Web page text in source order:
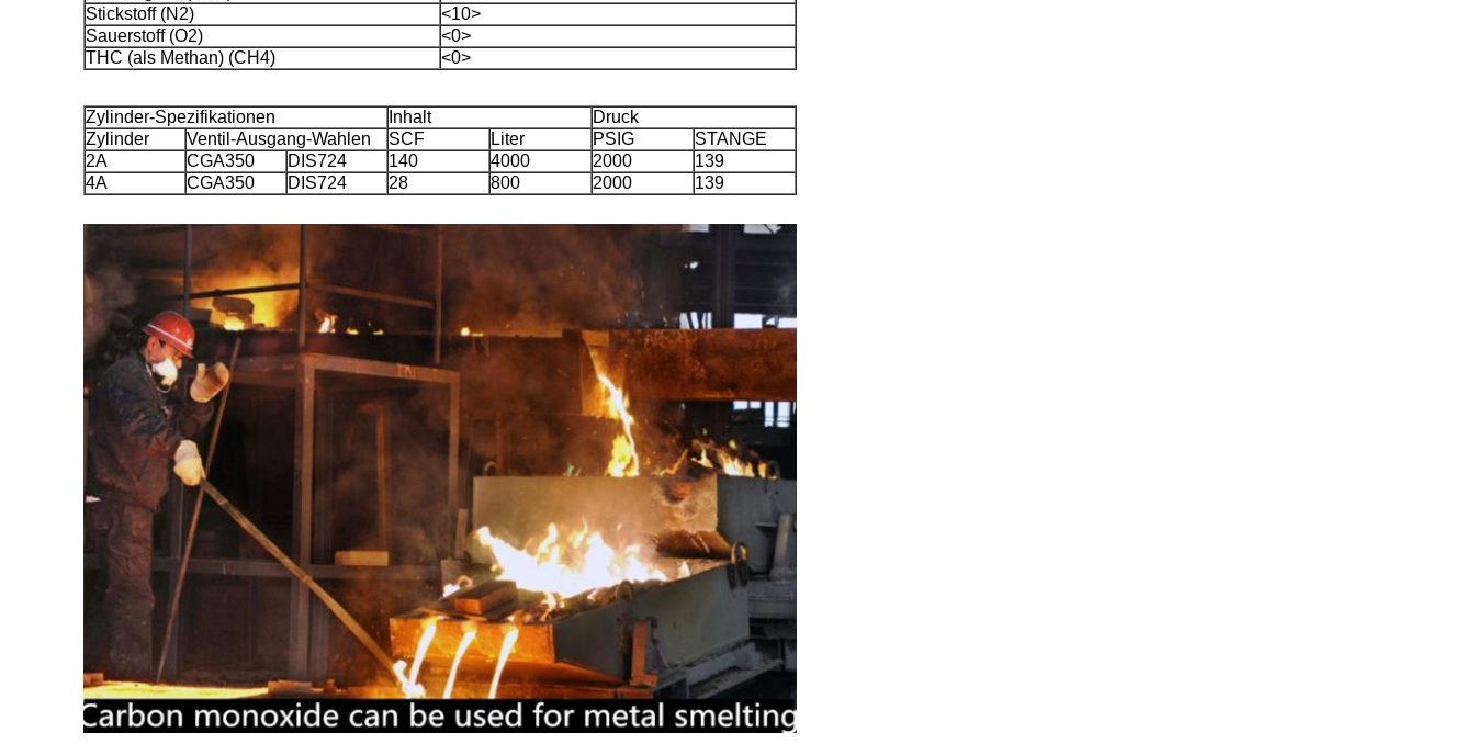
Stickstoff (N2)
<10>
Sauerstoff (O2)
<0>
THC (als Methan) (CH4)
<0>
Zylinder-Spezifikationen Inhalt
Druck
Zylinder
Ventil-Ausgang-Wahlen SCF Liter PSIG
STANGE
2A
CGA350 DIS724 140 4000 2000
139
4A
CGA350 DIS724 28 800 2000 139